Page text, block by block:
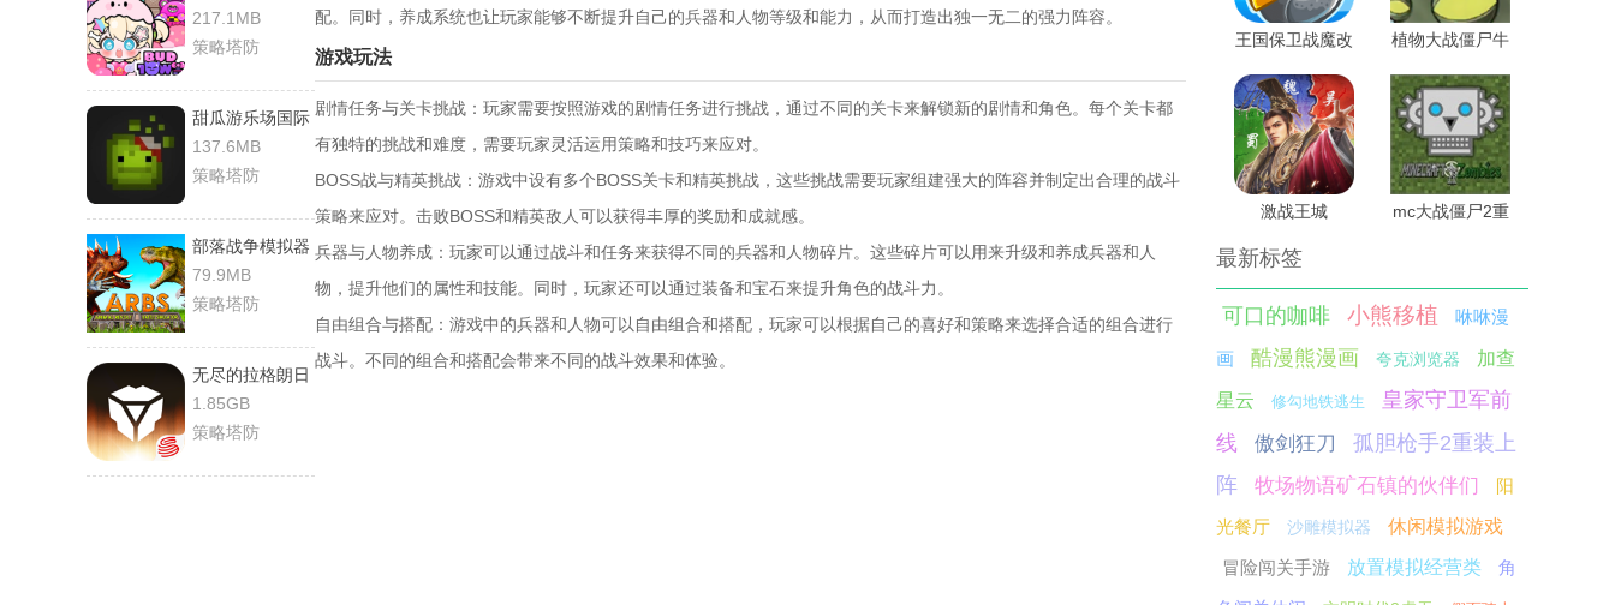
217.1MB
策略塔防
甜瓜游乐场国际
服
137.6MB
策略塔防
部落战争模拟器
79.9MB
策略塔防
无尽的拉格朗日
百度版
1.85GB
策略塔防
配。同时，养成系统也让玩家能够不断提升自己的兵器和人物等级和能力，从而打造出独一无二的强力阵容。
‌游戏玩法‌
‌剧情任务与关卡挑战‌：玩家需要按照游戏的剧情任务进行挑战，通过不同的关卡来解锁新的剧情和角色。每个关卡都
有独特的挑战和难度，需要玩家灵活运用策略和技巧来应对。
‌BOSS战与精英挑战‌：游戏中设有多个BOSS关卡和精英挑战，这些挑战需要玩家组建强大的阵容并制定出合理的战斗
策略来应对。击败BOSS和精英敌人可以获得丰厚的奖励和成就感。
‌兵器与人物养成‌：玩家可以通过战斗和任务来获得不同的兵器和人物碎片。这些碎片可以用来升级和养成兵器和人
物，提升他们的属性和技能。同时，玩家还可以通过装备和宝石来提升角色的战斗力。
‌自由组合与搭配‌：游戏中的兵器和人物可以自由组合和搭配，玩家可以根据自己的喜好和策略来选择合适的组合进行
战斗。不同的组合和搭配会带来不同的战斗效果和体验。
王国保卫战魔改
植物大战僵尸牛
激战王城
mc大战僵尸2重
最新标签
可口的咖啡 小熊移植 咻咻漫
画 酷漫熊漫画 夸克浏览器 加查
星云 修勾地铁逃生
皇家守卫军前
线
傲剑狂刀
孤胆枪手2重装上
阵
牧场物语矿石镇的伙伴们
阳
光餐厅
沙雕模拟器
休闲模拟游戏
冒险闯关手游
放置模拟经营类
角